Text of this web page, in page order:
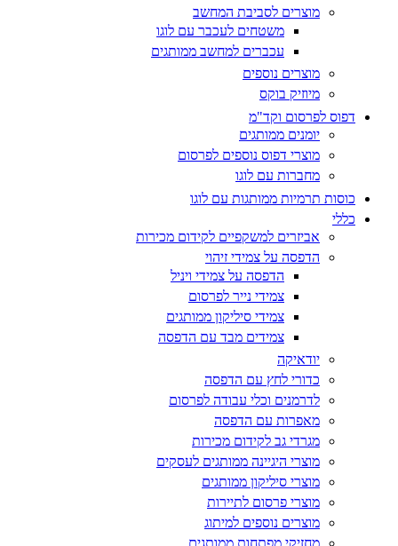
מוצרים לסביבת המחשב
משטחים לעכבר עם לוגו
עכברים למחשב ממותגים
מוצרים נוספים
מיוזיק בוקס
דפוס לפרסום וקד"מ
יומנים ממותגים
מוצרי דפוס נוספים לפרסום
מחברות עם לוגו
כוסות תרמיות ממותגות עם לוגו
כללי
אביזרים למשקפיים לקידום מכירות
הדפסה על צמידי זיהוי
הדפסה על צמידי ויניל
צמידי נייר לפרסום
צמידי סיליקון ממותגים
צמידים מבד עם הדפסה
יודאיקה
כדורי לחץ עם הדפסה
לדרמנים וכלי עבודה לפרסום
מאפרות עם הדפסה
מגרדי גב לקידום מכירות
מוצרי היגיינה ממותגים לעסקים
מוצרי סיליקון ממותגים
מוצרי פרסום לתיירות
מוצרים נוספים למיתוג